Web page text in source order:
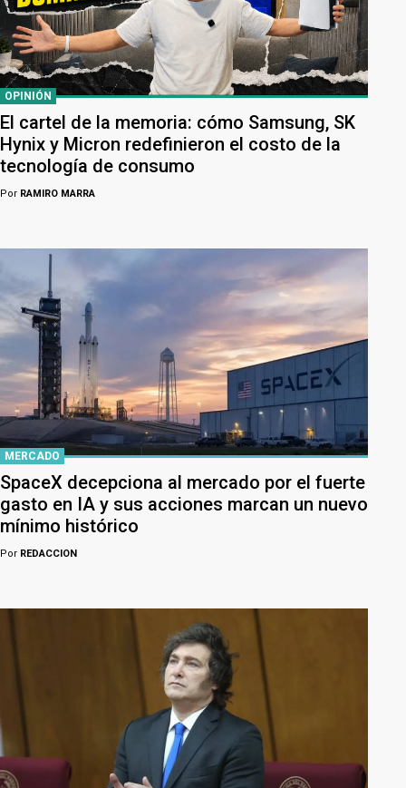
OPINIÓN
El cartel de la memoria: cómo Samsung, SK
Hynix y Micron redefinieron el costo de la
tecnología de consumo
Por RAMIRO MARRA
MERCADO
SpaceX decepciona al mercado por el fuerte
gasto en IA y sus acciones marcan un nuevo
mínimo histórico
Por REDACCION